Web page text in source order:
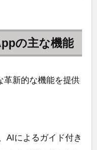
の主な機能
革新的な機能を提供
AIによるガイド付き